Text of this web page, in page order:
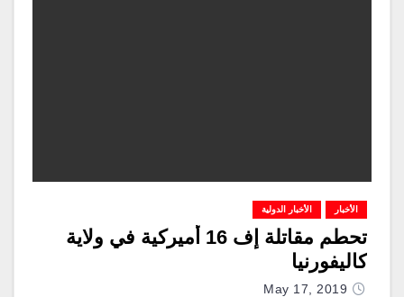
الأخبار الأخبار الدولية
تحطم مقاتلة إف 16 أميركية في ولاية
كاليفورنيا
May 17, 2019